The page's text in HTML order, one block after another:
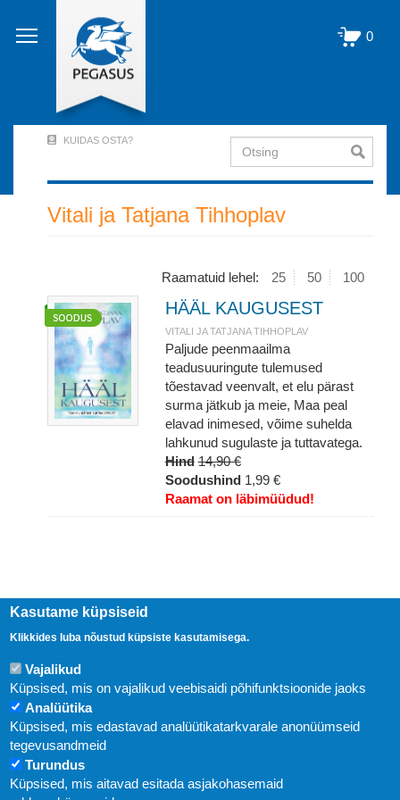
edasi
põhisisu
0
Account
Menu
KUIDAS OSTA? Otsing
Vitali ja Tatjana Tihhoplav
Raamatuid lehel: 25 50 100
HÄÄL KAUGUSEST
VITALI JA TATJANA TIHHOPLAV
Paljude peenmaailma
teadusuuringute tulemused
tõestavad veenvalt, et elu pärast
surma jätkub ja meie, Maa peal
elavad inimesed, võime suhelda
lahkunud sugulaste ja tuttavatega.
Hind 14,90 €
Soodushind 1,99 €
Raamat on läbimüüdud!
Uudised
KIRJASTUS PEGASUS OÜ © 2020
Kasutame küpsiseid
Klikkides luba nõustud küpsiste kasutamisega.
Vajalikud
Küpsised, mis on vajalikud veebisaidi põhifunktsioonide jaoks
Analüütika
Küpsised, mis edastavad analüütikatarkvarale anonüümseid
tegevusandmeid
Turundus
Küpsised, mis aitavad esitada asjakohasemaid